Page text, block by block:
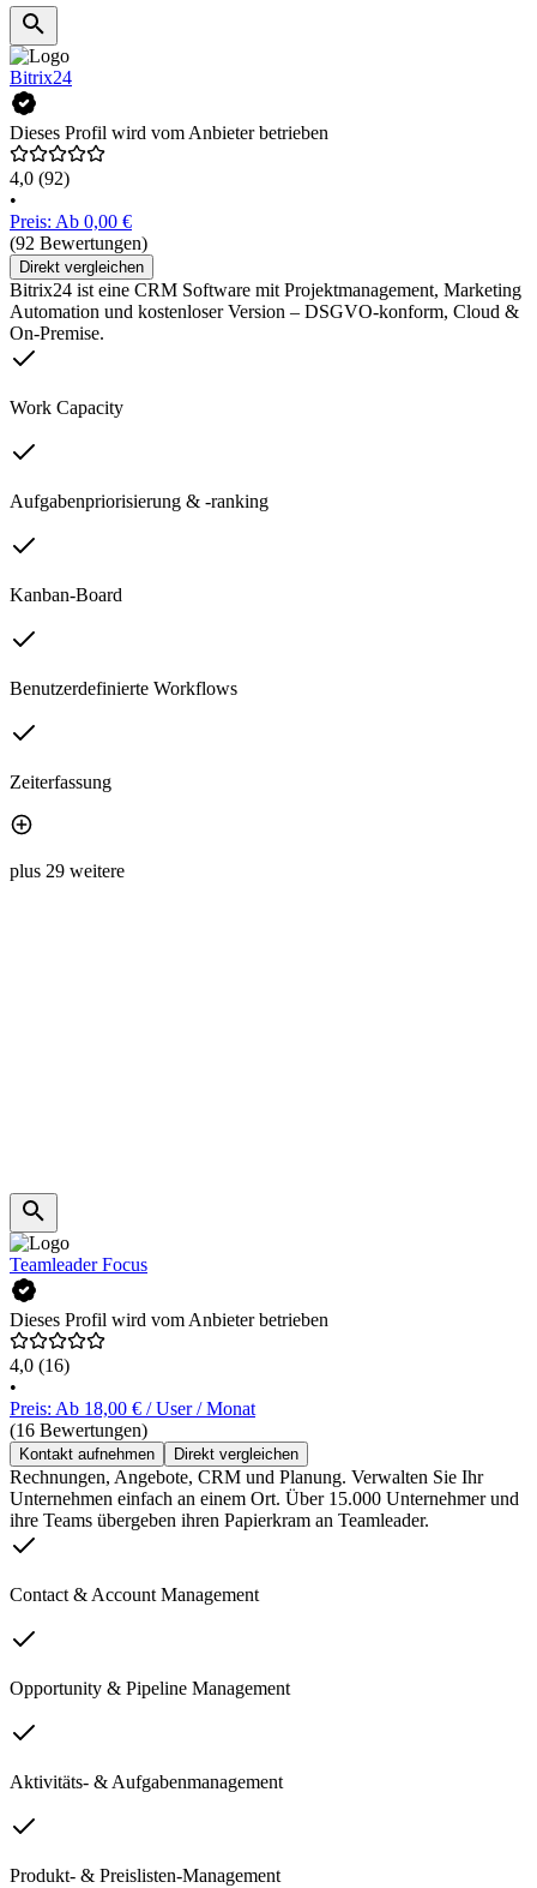
Bitrix24
Dieses Profil wird vom Anbieter betrieben
4,0 (92)
•
Preis: Ab 0,00 €
(92 Bewertungen)
Direkt vergleichen
Bitrix24 ist eine CRM Software mit Projektmanagement, Marketing
Automation und kostenloser Version – DSGVO-konform, Cloud &
On-Premise.
Work Capacity
Aufgabenpriorisierung & -ranking
Kanban-Board
Benutzerdefinierte Workflows
Zeiterfassung
plus 29 weitere
Teamleader Focus
Dieses Profil wird vom Anbieter betrieben
4,0 (16)
•
Preis: Ab 18,00 € / User / Monat
(16 Bewertungen)
Kontakt aufnehmen Direkt vergleichen
Rechnungen, Angebote, CRM und Planung. Verwalten Sie Ihr
Unternehmen einfach an einem Ort. Über 15.000 Unternehmer und
ihre Teams übergeben ihren Papierkram an Teamleader.
Contact & Account Management
Opportunity & Pipeline Management
Aktivitäts- & Aufgabenmanagement
Produkt- & Preislisten-Management